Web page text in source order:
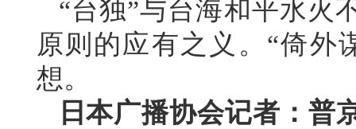
“台独”与台海和平水火
原则的应有之义。“倚外
想。
日本广播协会记者：普